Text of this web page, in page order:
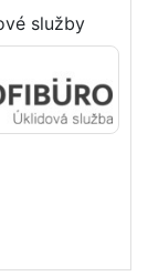
služby